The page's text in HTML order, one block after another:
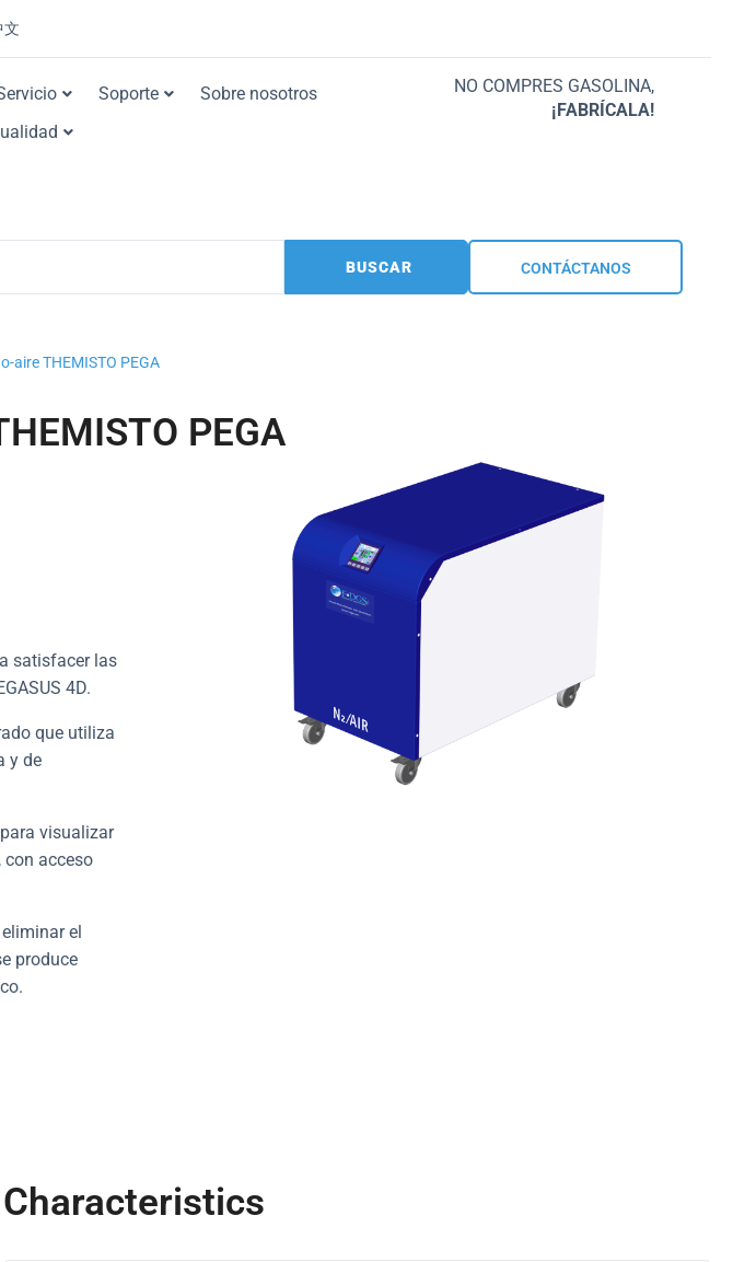
文
Soporte
Sobre nosotros
NO COMPRES GASOLINA,
¡FABRÍCALA!
BUSCAR CONTÁCTANOS
aire THEMISTO PEGA
PEGA
satisfacer las
4D.
que utiliza
y de
visualizar
con acceso
eliminar el
produce
Characteristics